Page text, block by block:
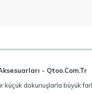
- Qtoo.Com.Tr
küçük dokunuşlarla büyük